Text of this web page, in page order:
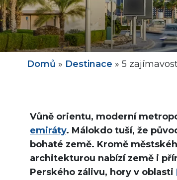
Domů » Destinace » 5
Vůně orientu, moderní
emiráty. Málokdo tuší, že
bohaté země. Kromě
architekturou nabízí země i
Perského zálivu, hory v oblasti